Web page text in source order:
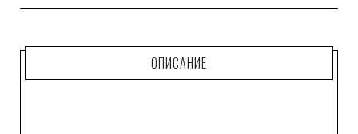
ОПИСАНИЕ